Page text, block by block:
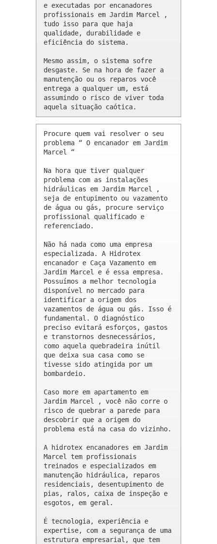
e executadas por encanadores
profissionais em Jardim Marcel ,
tudo isso para que haja
qualidade, durabilidade e
eficiência do sistema.
Mesmo assim, o sistema sofre
desgaste. Se na hora de fazer a
manutenção ou os reparos você
entrega a qualquer um, está
assumindo o risco de viver toda
aquela situação caótica.
Procure quem vai resolver o seu
problema “ O encanador em Jardim
Marcel “
Na hora que tiver qualquer
problema com as instalações
hidráulicas em Jardim Marcel ,
seja de entupimento ou vazamento
de água ou gás, procure serviço
profissional qualificado e
referenciado.
Não há nada como uma empresa
especializada. A Hidrotex
encanador e Caça Vazamento em
Jardim Marcel e é essa empresa.
Possuímos a melhor tecnologia
disponível no mercado para
identificar a origem dos
vazamentos de água ou gás. Isso é
fundamental. O diagnóstico
preciso evitará esforços, gastos
e transtornos desnecessários,
como aquela quebradeira inútil
que deixa sua casa como se
tivesse sido atingida por um
bombardeio.
Caso more em apartamento em
Jardim Marcel , você não corre o
risco de quebrar a parede para
descobrir que a origem do
problema está na casa do vizinho.
A hidrotex encanadores em Jardim
Marcel tem profissionais
treinados e especializados em
manutenção hidráulica, reparos
residenciais, desentupimento de
pias, ralos, caixa de inspeção e
esgotos, em geral.
É tecnologia, experiência e
expertise, com a segurança de uma
estrutura empresarial, que tem